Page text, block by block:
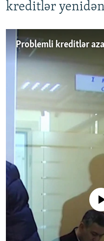
kreditlər
Problemli kreditlər
No media